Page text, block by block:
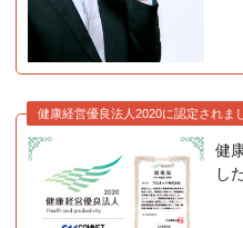
健康経営優良法人2020に認定されま
健
し